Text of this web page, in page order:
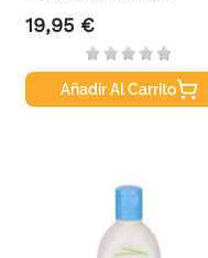
Precio
19,95 €
Añadir Al Carrito